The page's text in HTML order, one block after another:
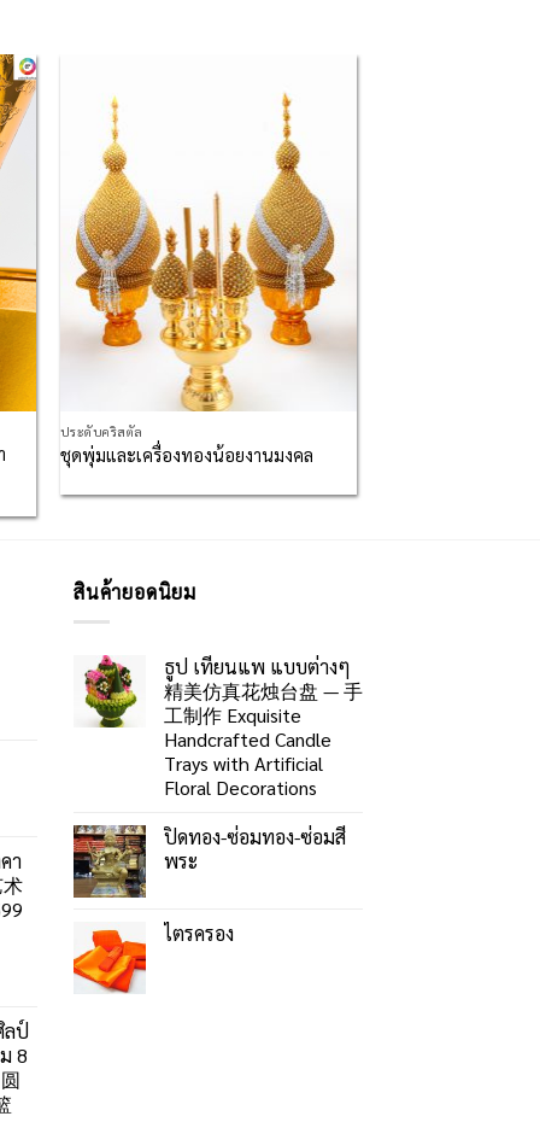
Wishlist
ประดับคริสตัล
ชุดพุ่มและเครื่องทองน้อยงานมงคล
า
ลป์
8
สินค้ายอดนิยม
ธูป เทียนแพ แบบต่างๆ
精美仿真花烛台盘 — 手
工制作 Exquisite
Handcrafted Candle
Trays with Artificial
Floral Decorations
ปิดทอง-ซ่อมทอง-ซ่อมสี
พระ
ไตรครอง